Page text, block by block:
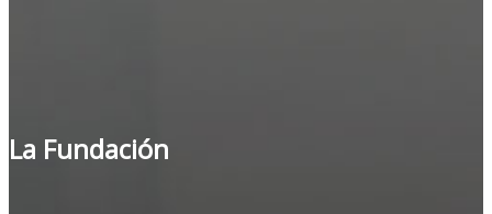
La Fundación